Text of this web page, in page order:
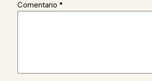
Comentario *